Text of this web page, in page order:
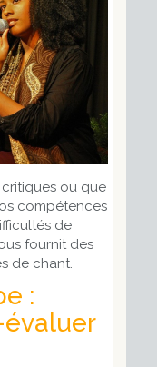
ou que
compétences
de
fournit des
de chant.
: